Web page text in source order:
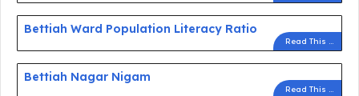
Bettiah Ward Population Literacy Ratio
Read This ...
Bettiah Nagar Nigam
Read This ...